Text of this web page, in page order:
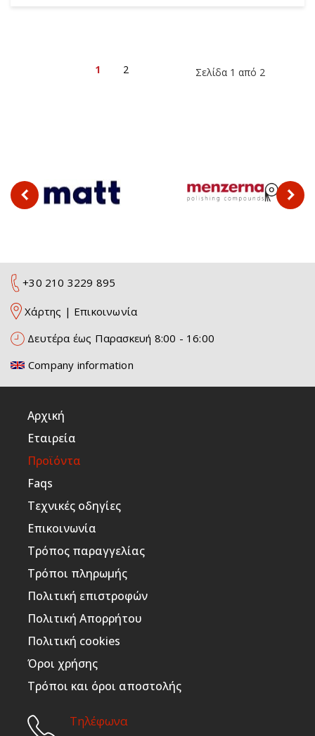
1 2 Σελίδα 1 από 2
+30 210 3229 895
Χάρτης | Επικοινωνία
Δευτέρα έως Παρασκευή 8:00 - 16:00
Company information
Αρχική
Εταιρεία
Προϊόντα
Faqs
Τεχνικές οδηγίες
Επικοινωνία
Τρόπος παραγγελίας
Τρόποι πληρωμής
Πολιτική επιστροφών
Πολιτική Απορρήτου
Πολιτική cookies
Όροι χρήσης
Τρόποι και όροι αποστολής
Τηλέφωνα